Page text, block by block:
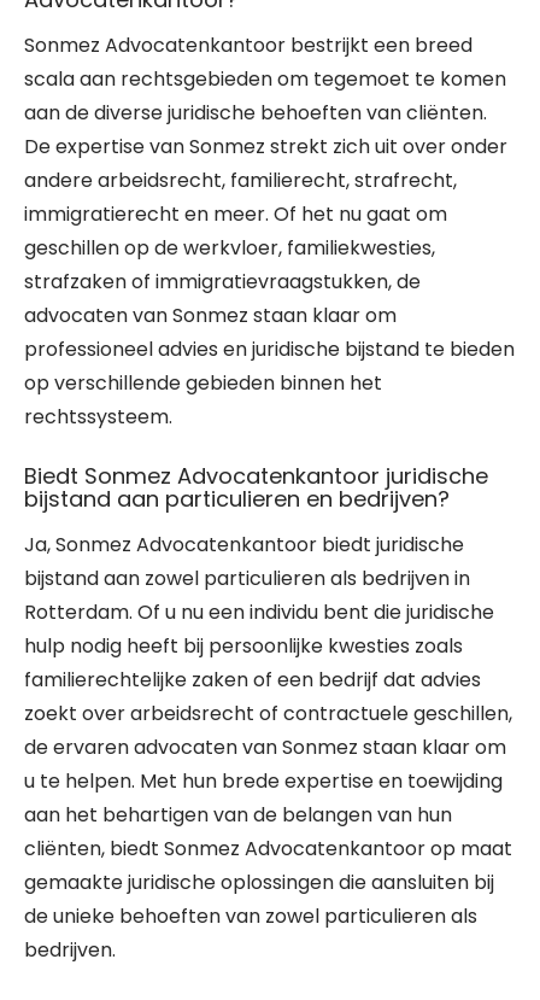
Sonmez Advocatenkantoor bestrijkt een breed
scala aan rechtsgebieden om tegemoet te komen
aan de diverse juridische behoeften van cliënten.
De expertise van Sonmez strekt zich uit over onder
andere arbeidsrecht, familierecht, strafrecht,
immigratierecht en meer. Of het nu gaat om
geschillen op de werkvloer, familiekwesties,
strafzaken of immigratievraagstukken, de
advocaten van Sonmez staan klaar om
professioneel advies en juridische bijstand te bieden
op verschillende gebieden binnen het
rechtssysteem.
Biedt Sonmez Advocatenkantoor juridische
bijstand aan particulieren en bedrijven?
Ja, Sonmez Advocatenkantoor biedt juridische
bijstand aan zowel particulieren als bedrijven in
Rotterdam. Of u nu een individu bent die juridische
hulp nodig heeft bij persoonlijke kwesties zoals
familierechtelijke zaken of een bedrijf dat advies
zoekt over arbeidsrecht of contractuele geschillen,
de ervaren advocaten van Sonmez staan klaar om
u te helpen. Met hun brede expertise en toewijding
aan het behartigen van de belangen van hun
cliënten, biedt Sonmez Advocatenkantoor op maat
gemaakte juridische oplossingen die aansluiten bij
de unieke behoeften van zowel particulieren als
bedrijven.